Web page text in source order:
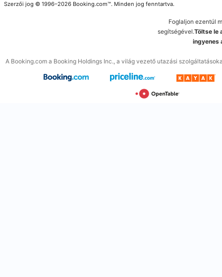
Szerzői jog © 1996–2026 Booking.com™. Minden jog fenntartva.
Foglaljon ezentúl
segítségével.Töltse le
ingyenes
A Booking.com a Booking Holdings Inc., a világ vezető utazási